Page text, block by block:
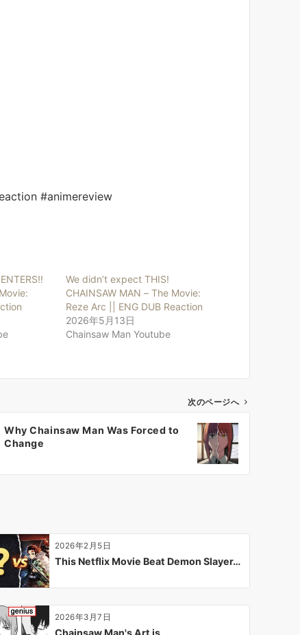
#animereview
We didn’t expect THIS!
CHAINSAW MAN – The Movie:
Reze Arc || ENG DUB Reaction
2026年5月13日
Chainsaw Man Youtube
次のページへ
Why Chainsaw Man Was Forced to
Change
2026年2月5日
This Netflix Movie Beat Demon Slayer…
2026年3月7日
Chainsaw Man's Art is